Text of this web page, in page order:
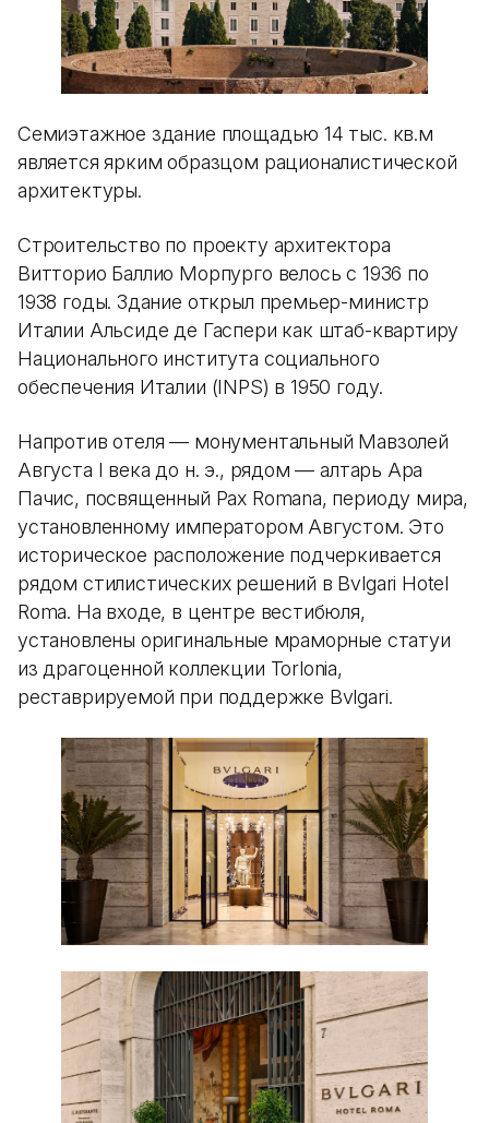
Семиэтажное здание площадью 14 тыс. кв.м
является ярким образцом рационалистической
архитектуры.
Строительство по проекту архитектора
Витторио Баллио Морпурго велось с 1936 по
1938 годы. Здание открыл премьер-министр
Италии Альсиде де Гаспери как штаб-квартиру
Национального института социального
обеспечения Италии (INPS) в 1950 году.
Напротив отеля — монументальный Мавзолей
Августа I века до н. э., рядом — алтарь Ара
Пачис, посвященный Pax Romana, периоду мира,
установленному императором Августом. Это
историческое расположение подчеркивается
рядом стилистических решений в Bvlgari Hotel
Roma. На входе, в центре вестибюля,
установлены оригинальные мраморные статуи
из драгоценной коллекции Torlonia,
реставрируемой при поддержке Bvlgari.